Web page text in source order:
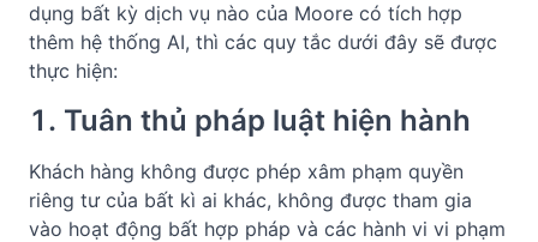
dụng bất kỳ dịch vụ nào của Moore có tích hợp
thêm hệ thống AI, thì các quy tắc dưới đây sẽ được
thực hiện:
1. Tuân thủ pháp luật hiện hành
Khách hàng không được phép xâm phạm quyền
riêng tư của bất kì ai khác, không được tham gia
vào hoạt động bất hợp pháp và các hành vi vi phạm